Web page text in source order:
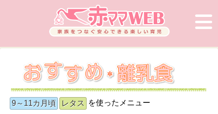
9～11カ月頃 レタス を使ったメニュー